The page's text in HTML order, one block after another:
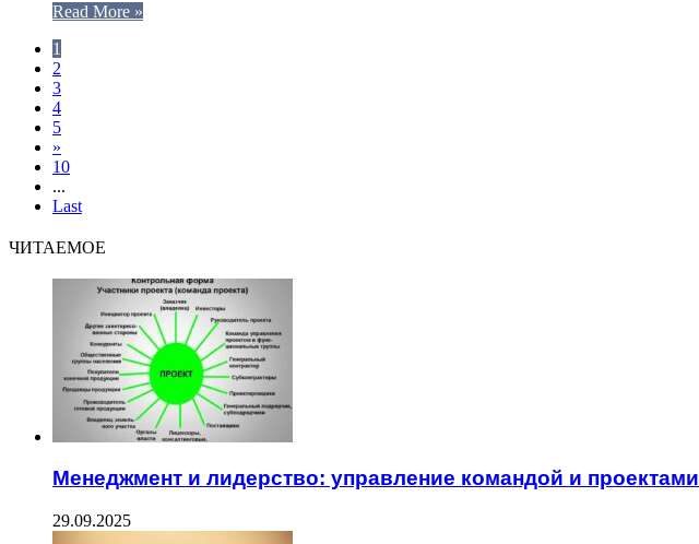
Read More »
1
2
3
4
5
»
10
...
Last
ЧИТАЕМОЕ
Менеджмент и лидерство: управление командой и проектами
29.09.2025